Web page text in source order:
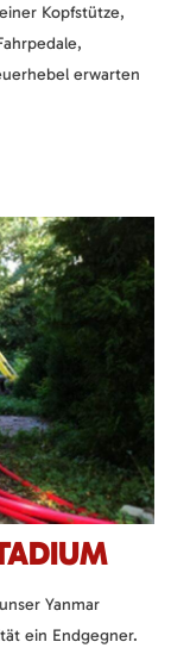
Kopfstütze,
erwarten
Yanmar
ein Endgegner.